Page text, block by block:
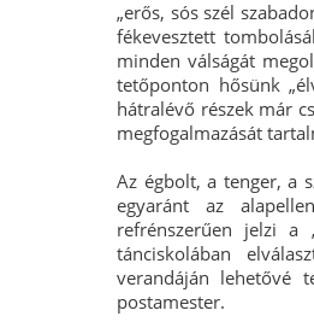
„erős, sós szél
fékevesztett
minden válságát
tetőponton hősünk
hátralévő részek már
megfogalmazását
Az égbolt, a tenger, a
egyaránt az
refrénszerűen jelzi a
tánciskolában
verandáján lehetővé
postamester.